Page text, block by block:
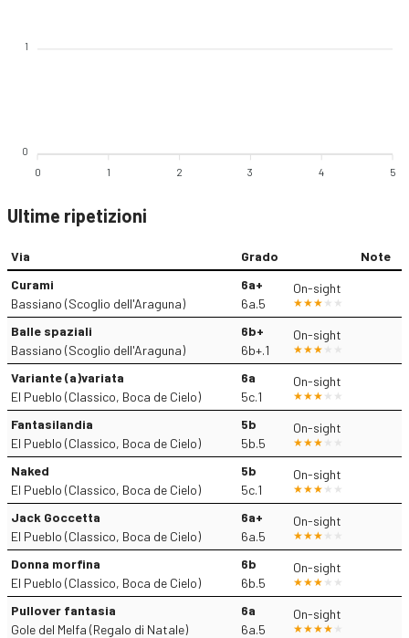
1
0
0 1 2 3 4 5
Ultime ripetizioni
Via Grado
Note
Curami
Bassiano (Scoglio dell'Araguna)
6a+
6a.5
On-sight
Balle spaziali
Bassiano (Scoglio dell'Araguna)
6b+
6b+.1
On-sight
Variante (a)variata
El Pueblo (Classico, Boca de Cielo)
6a
5c.1
On-sight
Fantasilandia
El Pueblo (Classico, Boca de Cielo)
5b
5b.5
On-sight
Naked
El Pueblo (Classico, Boca de Cielo)
5b
5c.1
On-sight
Jack Goccetta
El Pueblo (Classico, Boca de Cielo)
6a+
6a.5
On-sight
Donna morfina
El Pueblo (Classico, Boca de Cielo)
6b
6b.5
On-sight
Pullover fantasia
Gole del Melfa (Regalo di Natale)
6a
6a.5
On-sight